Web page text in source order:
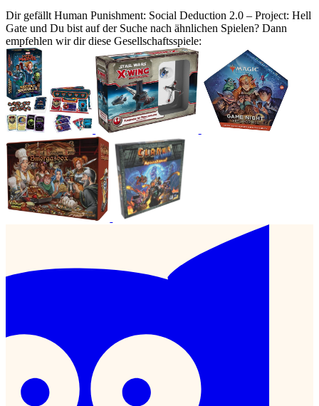
Dir gefällt Human Punishment: Social Deduction 2.0 – Project: Hell
Gate und Du bist auf der Suche nach ähnlichen Spielen? Dann
empfehlen wir dir diese Gesellschaftsspiele: